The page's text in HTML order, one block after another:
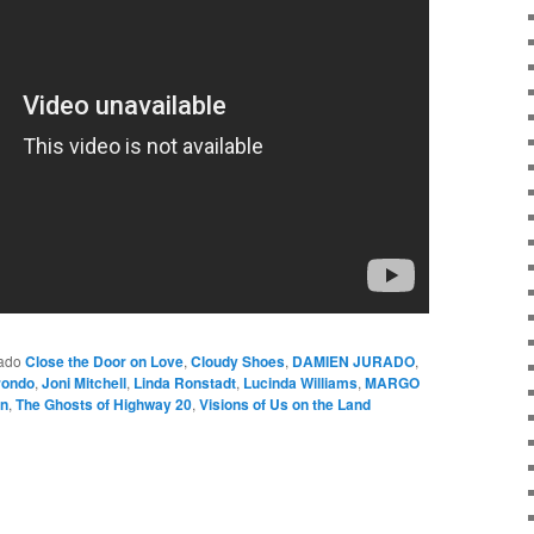
Close the Door on Love, Cloudy Shoes, DAMIEN JURADO,
, Joni Mitchell, Linda Ronstadt, Lucinda Williams, MARGO
, The Ghosts of Highway 20, Visions of Us on the Land